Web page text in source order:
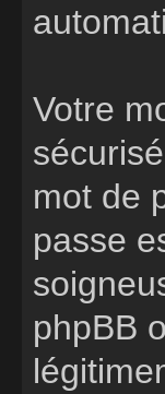
Votre
mot de
passe
phpBB